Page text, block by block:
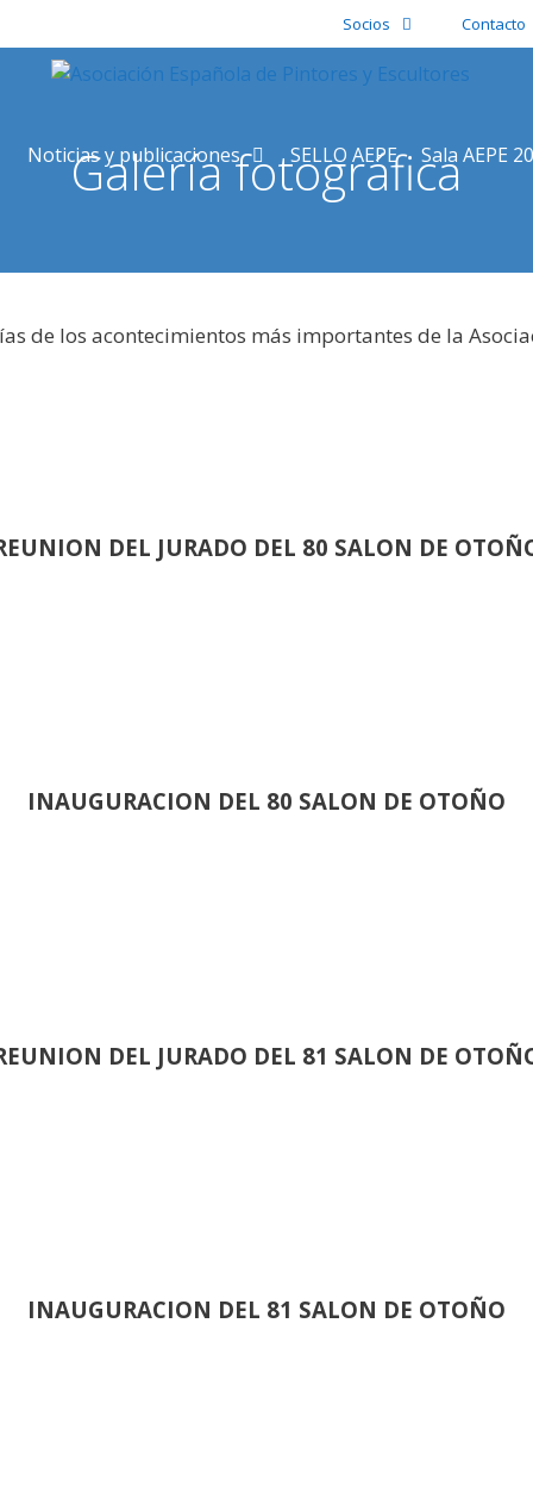
Socios Contacto
Noticias y publicaciones SELLO AEPE Sala AEPE
Galería fotográfica
de los acontecimientos más importantes de la
DEL JURADO DEL 80 SALON DE
INAUGURACION DEL 80 SALON DE OTOÑO
DEL JURADO DEL 81 SALON DE
INAUGURACION DEL 81 SALON DE OTOÑO